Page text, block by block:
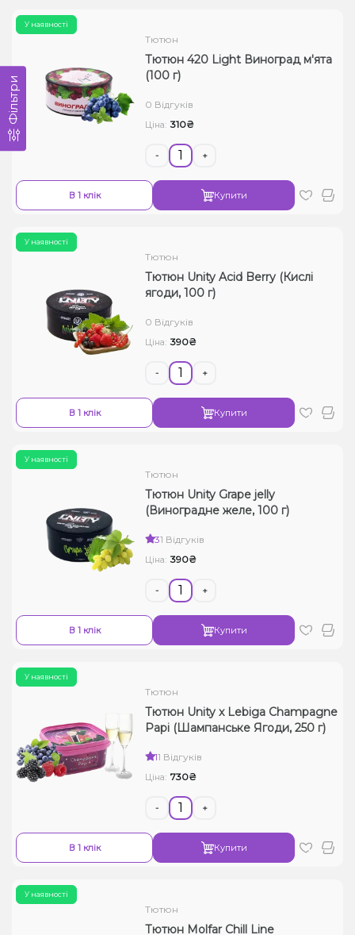
У наявності
Тютюн
Тютюн 420 Light Виноград м'ята
(100 г)
0 Відгуків
Ціна: 310₴
- +
В 1 клік Купити
У наявності
Тютюн
Тютюн Unity Acid Berry (Кислі
ягоди, 100 г)
0 Відгуків
Ціна: 390₴
- +
В 1 клік Купити
У наявності
Тютюн
Тютюн Unity Grape jelly
(Виноградне желе, 100 г)
31 Відгуків
Ціна: 390₴
- +
В 1 клік Купити
У наявності
Тютюн
Тютюн Unity x Lebiga Champagne
Papi (Шампанське Ягоди, 250 г)
11 Відгуків
Ціна: 730₴
- +
В 1 клік Купити
У наявності
Тютюн
Тютюн Molfar Chill Line
Фільтри